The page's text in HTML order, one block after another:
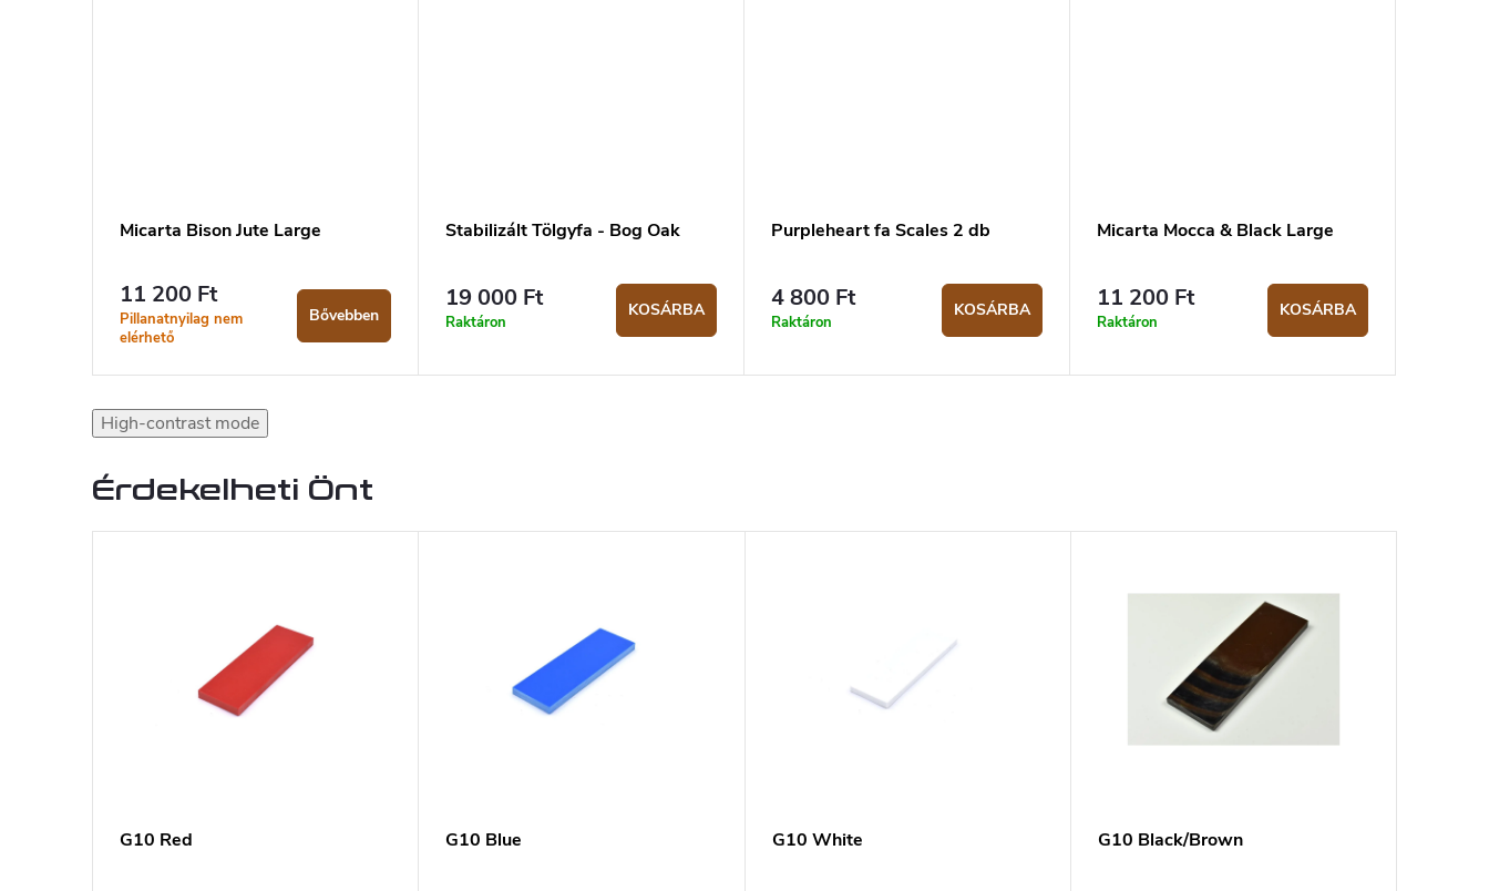
Micarta Bison Jute Large
11 200 Ft
Pillanatnyilag nem
elérhető
Bővebben
Stabilizált Tölgyfa - Bog Oak
19 000 Ft
Raktáron
KOSÁRBA
Purpleheart fa Scales 2 db
4 800 Ft
Raktáron
KOSÁRBA
Micarta Mocca & Black Large
11 200 Ft
Raktáron
KOSÁRBA
High-contrast mode
Érdekelheti Önt
G10 Red G10 Blue G10 White G10 Black/Brown